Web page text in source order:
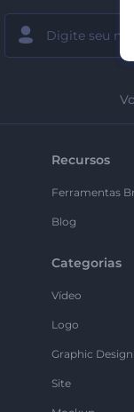
Recursos
Ferramentas
Blog
Categorias
Vídeo
Logo
Graphic Design
Site